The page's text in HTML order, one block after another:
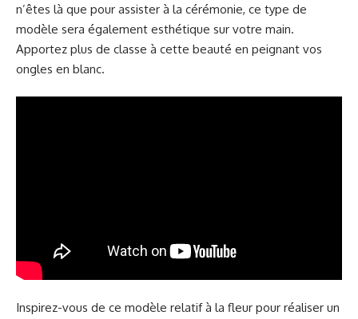
n’êtes là que pour assister à la cérémonie, ce type de
modèle sera également esthétique sur votre main.
Apportez plus de classe à cette beauté en peignant vos
ongles en blanc.
Inspirez-vous de ce modèle relatif à la fleur pour réaliser un